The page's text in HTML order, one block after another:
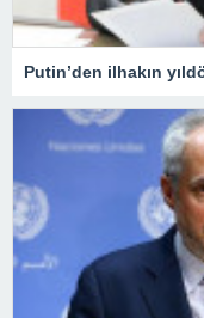
Putin’den ilhakın